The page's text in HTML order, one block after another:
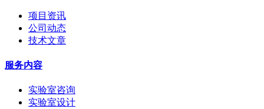
项目资讯
公司动态
技术文章
服务内容
实验室咨询
实验室设计